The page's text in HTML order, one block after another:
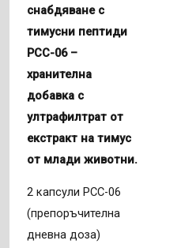
снабдяване с
тимусни пептиди
PCC-06 –
хранителна
добавка с
ултрафилтрат от
екстракт на тимус
от млади животни.
2 капсули PCC-06
(препоръчителна
дневна доза)